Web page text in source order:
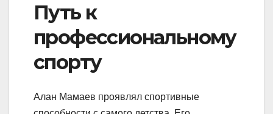
Путь к
профессиональному
спорту
Алан Мамаев проявлял спортивные